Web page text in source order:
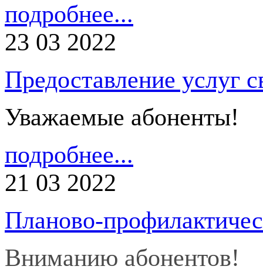
подробнее...
23 03 2022
Предоставление услуг
Уважаемые абоненты!
подробнее...
21 03 2022
Планово-
Вниманию абонентов!